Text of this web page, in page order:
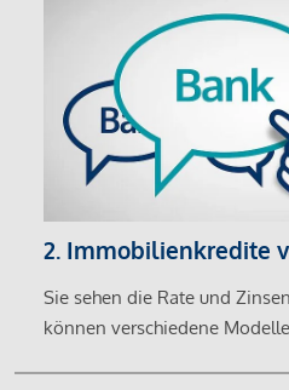
2. Immobilienkredite
Sie sehen die Rate und
können verschiedene